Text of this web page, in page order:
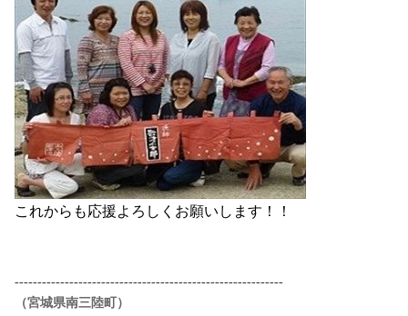
これからも応援よろしくお願いします！！
-----------------------------------------------------------
（宮城県南三陸町）